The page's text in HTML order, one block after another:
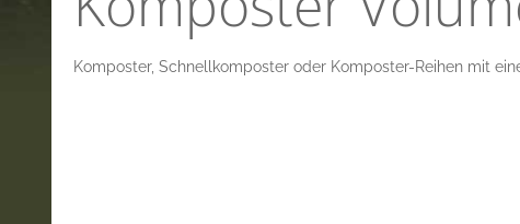
Komposter, Schnellkomposter oder Komposter-Reihen mit